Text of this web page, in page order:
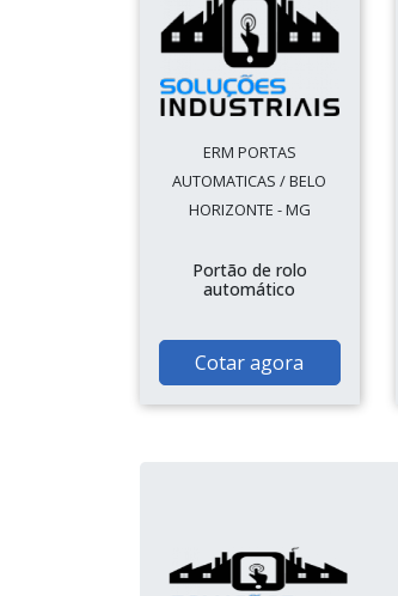
ERM PORTAS
AUTOMATICAS / BELO
HORIZONTE - MG
Portão de rolo
automático
Cotar agora